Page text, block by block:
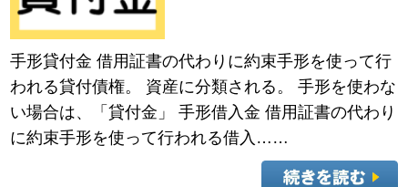
手形貸付金 借用証書の代わりに約束手形を使って行
われる貸付債権。 資産に分類される。 手形を使わな
い場合は、「貸付金」 手形借入金 借用証書の代わり
に約束手形を使って行われる借入……